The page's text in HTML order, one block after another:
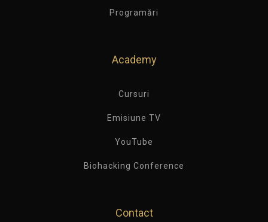
Programări
Academy
Cursuri
Emisiune TV
YouTube
Biohacking Conference
Contact